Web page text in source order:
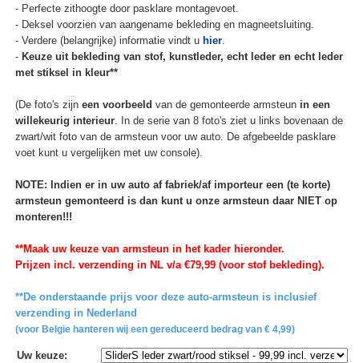
- Perfecte zithoogte door pasklare montagevoet.
- Deksel voorzien van aangename bekleding en magneetsluiting.
- Verdere (belangrijke) informatie vindt u hier.
- Keuze uit bekleding van stof, kunstleder, echt leder en echt leder
met stiksel in kleur**
(De foto's zijn een voorbeeld van de gemonteerde armsteun in een
willekeurig interieur. In de serie van 8 foto's ziet u links bovenaan de
zwart/wit foto van de armsteun voor uw auto. De afgebeelde pasklare
voet kunt u vergelijken met uw console).
NOTE: Indien er in uw auto af fabriek/af importeur een (te korte)
armsteun gemonteerd is dan kunt u onze armsteun daar NIET op
monteren!!!
**Maak uw keuze van armsteun in het kader hieronder.
Prijzen incl. verzending in NL v/a €79,99 (voor stof bekleding).
**De onderstaande prijs voor deze auto-armsteun is inclusief
verzending in Nederland
(voor Belgie hanteren wij een gereduceerd bedrag van € 4,99)
Uw keuze: